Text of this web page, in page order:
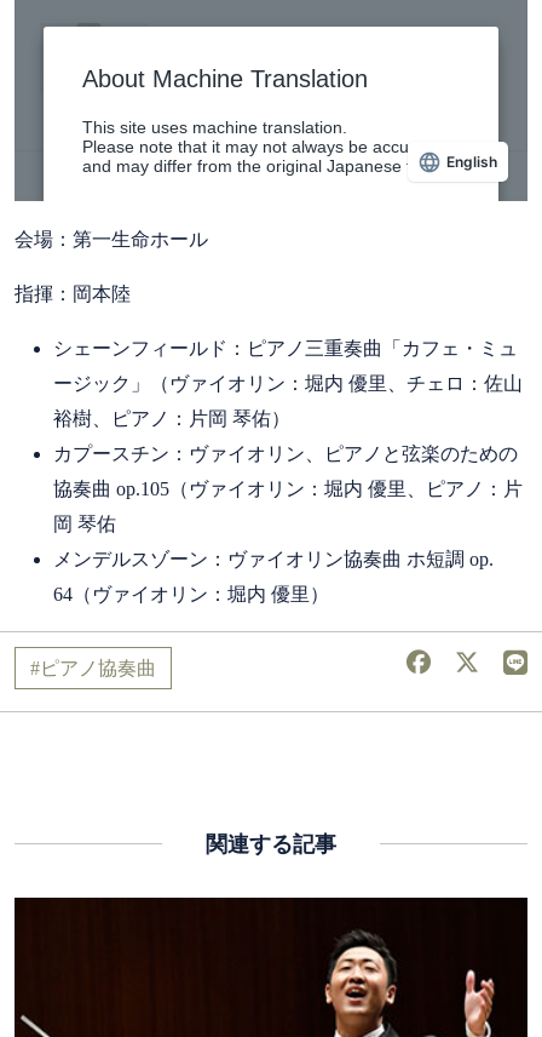
会場：第一生命ホール
指揮：岡本陸
シェーンフィールド：ピアノ三重奏曲「カフェ・ミュ
ージック」（ヴァイオリン：堀内 優里、チェロ：佐山
裕樹、ピアノ：片岡 琴佑）
カプースチン：ヴァイオリン、ピアノと弦楽のための
協奏曲 op.105（ヴァイオリン：堀内 優里、ピアノ：片
岡 琴佑
メンデルスゾーン：ヴァイオリン協奏曲 ホ短調 op.
64（ヴァイオリン：堀内 優里）
ピアノ協奏曲
関連する記事